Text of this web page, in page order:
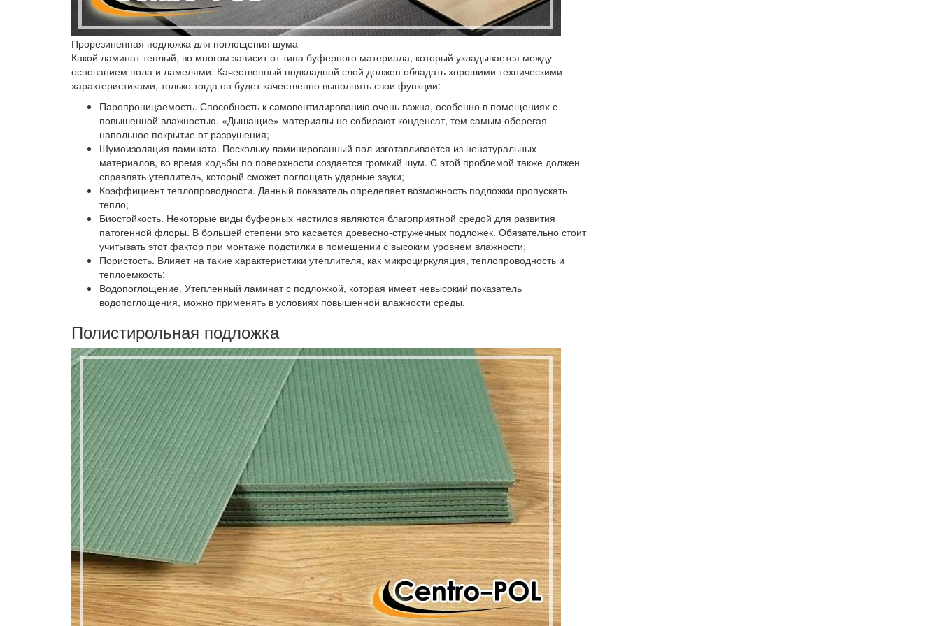
Прорезиненная подложка для поглощения шума
Какой ламинат теплый, во многом зависит от типа буферного материала, который укладывается между
основанием пола и ламелями. Качественный подкладной слой должен обладать хорошими техническими
характеристиками, только тогда он будет качественно выполнять свои функции:
Паропроницаемость. Способность к самовентилированию очень важна, особенно в помещениях с
повышенной влажностью. «Дышащие» материалы не собирают конденсат, тем самым оберегая
напольное покрытие от разрушения;
Шумоизоляция ламината. Поскольку ламинированный пол изготавливается из ненатуральных
материалов, во время ходьбы по поверхности создается громкий шум. С этой проблемой также должен
справлять утеплитель, который сможет поглощать ударные звуки;
Коэффициент теплопроводности. Данный показатель определяет возможность подложки пропускать
тепло;
Биостойкость. Некоторые виды буферных настилов являются благоприятной средой для развития
патогенной флоры. В большей степени это касается древесно-стружечных подложек. Обязательно стоит
учитывать этот фактор при монтаже подстилки в помещении с высоким уровнем влажности;
Пористость. Влияет на такие характеристики утеплителя, как микроциркуляция, теплопроводность и
теплоемкость;
Водопоглощение. Утепленный ламинат с подложкой, которая имеет невысокий показатель
водопоглощения, можно применять в условиях повышенной влажности среды.
Полистирольная подложка